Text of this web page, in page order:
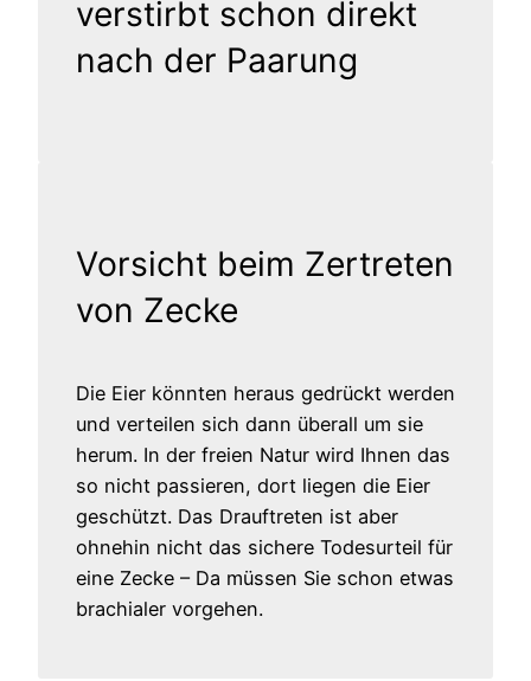
verstirbt schon direkt
nach der Paarung
Vorsicht beim Zertreten
von Zecke
Die Eier könnten heraus gedrückt werden
und verteilen sich dann überall um sie
herum. In der freien Natur wird Ihnen das
so nicht passieren, dort liegen die Eier
geschützt. Das Drauftreten ist aber
ohnehin nicht das sichere Todesurteil für
eine Zecke – Da müssen Sie schon etwas
brachialer vorgehen.